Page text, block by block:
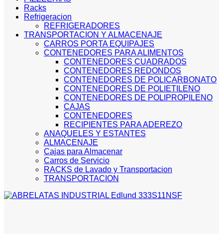
Racks
Refrigeracion
REFRIGERADORES
TRANSPORTACION Y ALMACENAJE
CARROS PORTA EQUIPAJES
CONTENEDORES PARA ALIMENTOS
CONTENEDORES CUADRADOS
CONTENEDORES REDONDOS
CONTENEDORES DE POLICARBONATO
CONTENEDORES DE POLIETILENO
CONTENEDORES DE POLIPROPILENO
CAJAS
CONTENEDORES
RECIPIENTES PARA ADEREZO
ANAQUELES Y ESTANTES
ALMACENAJE
Cajas para Almacenar
Carros de Servicio
RACKS de Lavado y Transportacion
TRANSPORTACION